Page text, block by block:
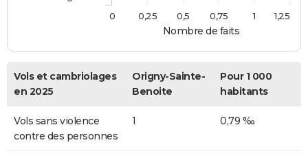
Nombre de faits
0
1
0,25 0,5 0,75 1,25
Vols et cambriolages
en 2025
Origny-Sainte-
Benoite
Pour 1 000
habitants
Vols sans violence
contre des personnes
1 0,79 ‰